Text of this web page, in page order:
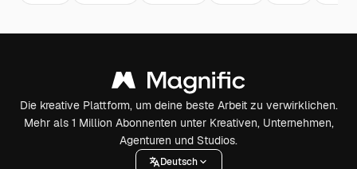
Die kreative Plattform, um deine beste Arbeit zu verwirklichen.
Mehr als 1 Million Abonnenten unter Kreativen, Unternehmen,
Agenturen und Studios.
Deutsch